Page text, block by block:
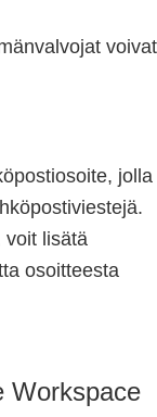
voivat
jolla
voit lisätä
osoitteesta
Workspace